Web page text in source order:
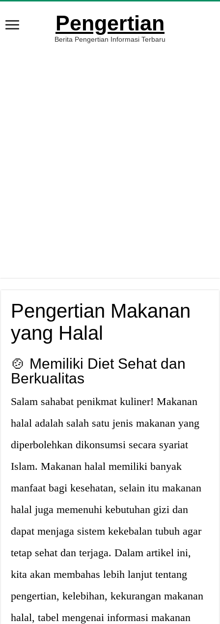
Pengertian
Berita Pengertian Informasi Terbaru
Pengertian Makanan
yang Halal
🍲 Memiliki Diet Sehat dan
Berkualitas
Salam sahabat penikmat kuliner! Makanan
halal adalah salah satu jenis makanan yang
diperbolehkan dikonsumsi secara syariat
Islam. Makanan halal memiliki banyak
manfaat bagi kesehatan, selain itu makanan
halal juga memenuhi kebutuhan gizi dan
dapat menjaga sistem kekebalan tubuh agar
tetap sehat dan terjaga. Dalam artikel ini,
kita akan membahas lebih lanjut tentang
pengertian, kelebihan, kekurangan makanan
halal, tabel mengenai informasi makanan